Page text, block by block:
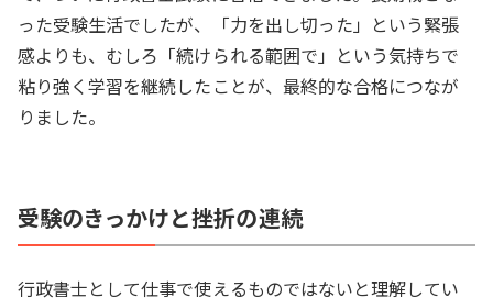
った受験生活でしたが、「力を出し切った」という緊張
感よりも、むしろ「続けられる範囲で」という気持ちで
粘り強く学習を継続したことが、最終的な合格につなが
りました。
受験のきっかけと挫折の連続
行政書士として仕事で使えるものではないと理解してい